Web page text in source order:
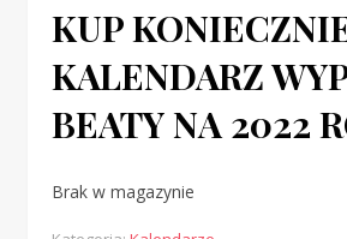
KUP
KALENDARZ
BEATY NA 2022
Brak w magazynie